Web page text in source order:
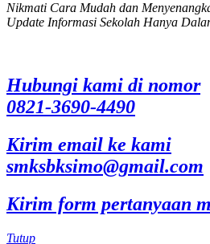
Nikmati Cara Mudah dan
Update Informasi Sekolah Hanya
Hubungi kami di nomor
0821-3690-4490
Kirim email ke kami
smksbksimo@gmail.com
Kirim form pertanyaan
Tutup